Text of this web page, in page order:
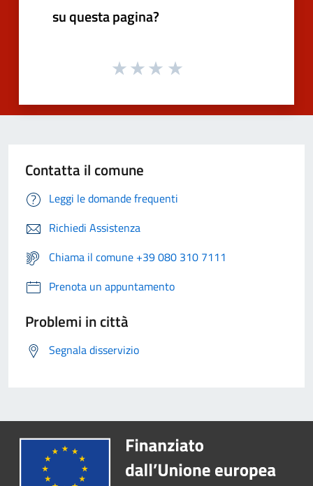
su questa pagina?
Contatta il comune
Leggi le domande frequenti
Richiedi Assistenza
Chiama il comune +39 080 310 7111
Prenota un appuntamento
Problemi in città
Segnala disservizio